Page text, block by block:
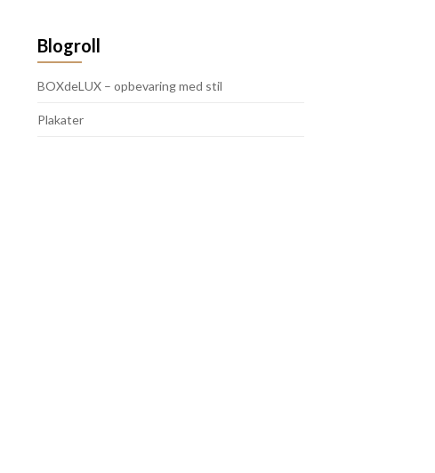
Blogroll
BOXdeLUX – opbevaring med stil
Plakater